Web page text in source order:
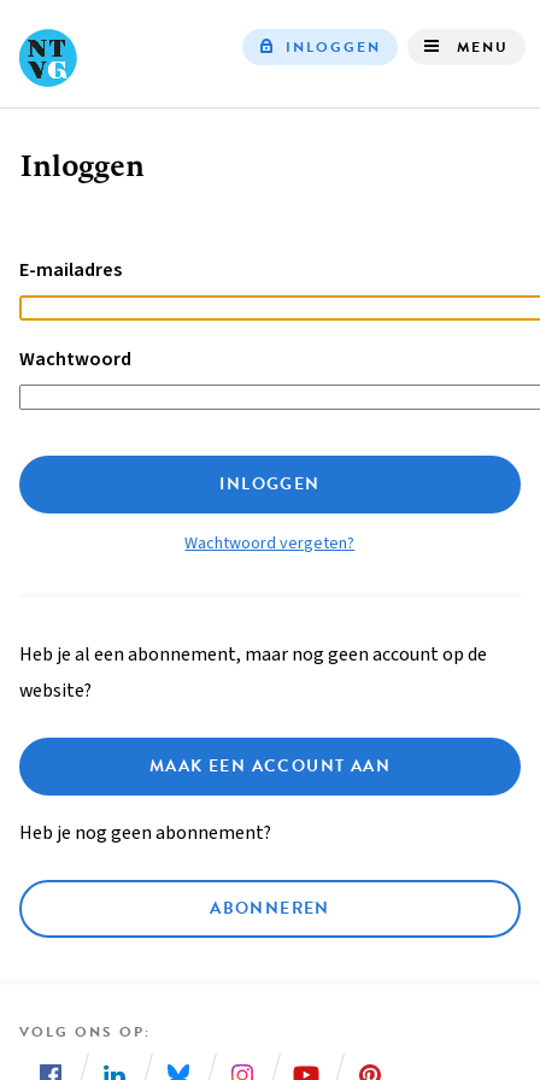
INLOGGEN MENU
Kruimelpad
Inloggen
E-mailadres
Wachtwoord
INLOGGEN
Wachtwoord vergeten?
Heb je al een abonnement, maar nog geen account op de
website?
MAAK EEN ACCOUNT AAN
Heb je nog geen abonnement?
ABONNEREN
VOLG ONS OP